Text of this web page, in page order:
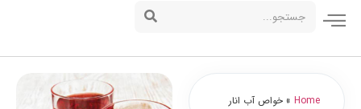
Home
» خواص آب انار